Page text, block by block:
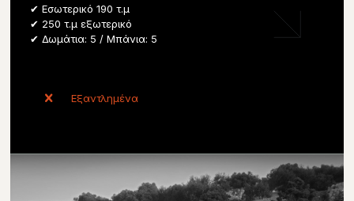
✔ Εσωτερικό 190 τ.μ
✔ 250 τ.μ εξωτερικό
✔ Δωμάτια: 5 / Μπάνια: 5
Εξαντλημένα